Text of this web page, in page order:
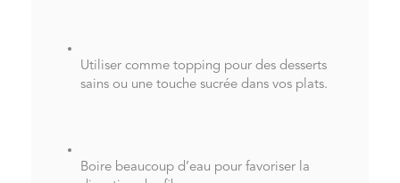
Utiliser comme topping pour des desserts
sains ou une touche sucrée dans vos plats.
Boire beaucoup d’eau pour favoriser la